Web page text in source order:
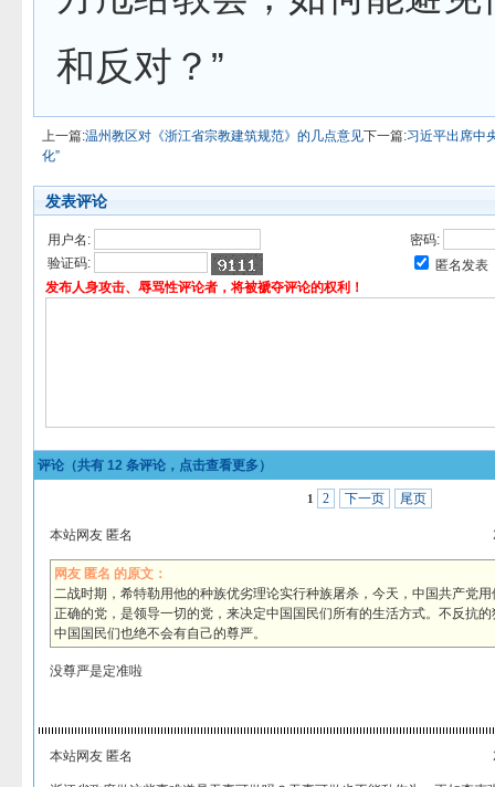
和反对？”
上一篇:温州教区对《浙江省宗教建筑规范》的几点意见下一篇:习近平出席中
化”
发表评论
用户名:
密码:
验证码:
匿名发表
发布人身攻击、辱骂性评论者，将被褫夺评论的权利！
评论（共有 12 条评论，点击查看更多）
1 2 下一页 尾页
本站网友 匿名
网友 匿名 的原文：
二战时期，希特勒用他的种族优劣理论实行种族屠杀，今天，中国共产党
正确的党，是领导一切的党，来决定中国国民们所有的生活方式。不反抗
中国国民们也绝不会有自己的尊严。
没尊严是定准啦
本站网友 匿名